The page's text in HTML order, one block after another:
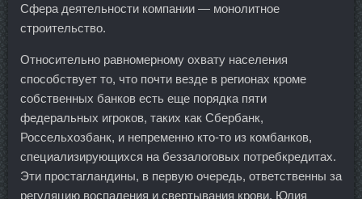
Сфера деятельности компании — монолитное
строительство.
Относительно равномерному охвату населения
способствует то, что почти везде в регионах кроме
собственных банков есть еще порядка пяти
федеральных игроков, таких как Сбербанк,
Россельхозбанк, и непременно кто-то из комбанков,
специализирующихся на беззалоговых потребкредитах.
Эти простагландины, в первую очередь, ответственны за
регуляцию воспаления и свертывания крови. Юлия